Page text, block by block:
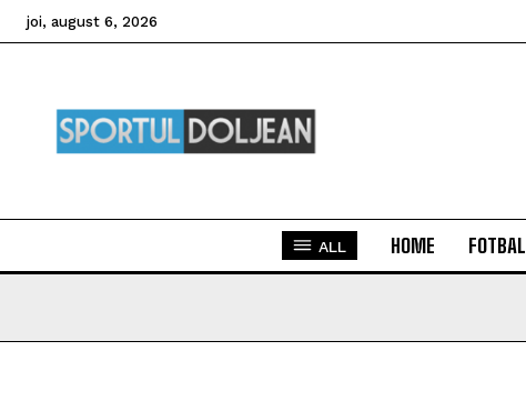
joi, august 6, 2026
ALL HOME FOTBAL